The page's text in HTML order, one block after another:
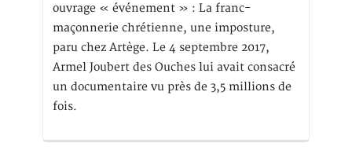
ouvrage « événement » : La franc-
maçonnerie chrétienne, une imposture,
paru chez Artège. Le 4 septembre 2017,
Armel Joubert des Ouches lui avait consacré
un documentaire vu près de 3,5 millions de
fois.